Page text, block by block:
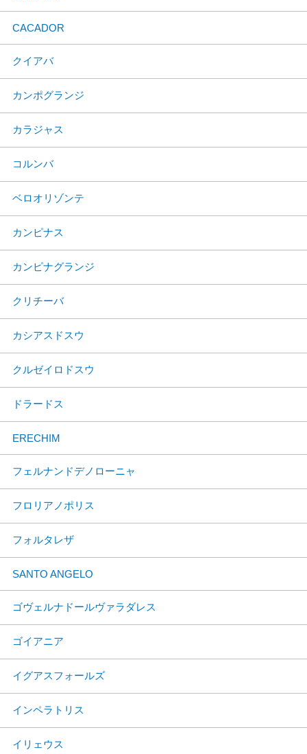
CACADOR
クイアバ
カンポグランジ
カラジャス
コルンバ
ベロオリゾンテ
カンピナス
カンピナグランジ
クリチーバ
カシアスドスウ
クルゼイロドスウ
ドラードス
ERECHIM
フェルナンドデノローニャ
フロリアノポリス
フォルタレザ
SANTO ANGELO
ゴヴェルナドールヴァラダレス
ゴイアニア
イグアスフォールズ
インペラトリス
イリェウス